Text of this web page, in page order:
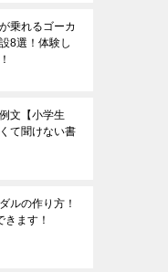
乗れるゴーカ
8選！体験し
文【小学生
て聞けない書
ルの作り方！
きます！